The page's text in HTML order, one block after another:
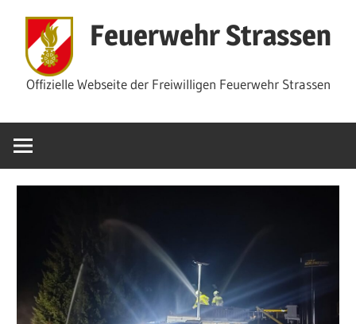
springen
Feuerwehr Strassen
Offizielle Webseite der Freiwilligen Feuerwehr Strassen